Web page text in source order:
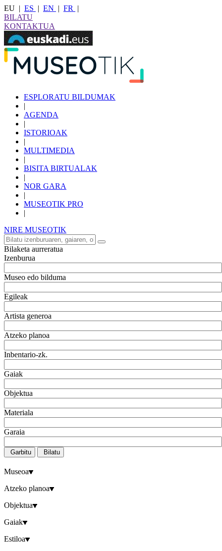
EU | ES | EN | FR
|
BILATU
KONTAKTUA
ESPLORATU BILDUMAK
|
AGENDA
|
ISTORIOAK
|
MULTIMEDIA
|
BISITA BIRTUALAK
|
NOR GARA
|
MUSEOTIK PRO
|
NIRE MUSEOTIK
Bilaketa aurreratua
Izenburua
Museo edo bilduma
Egileak
Artista generoa
Atzeko planoa
Inbentario-zk.
Gaiak
Objektua
Materiala
Garaia
Garbitu Bilatu
Museoa
Atzeko planoa
Objektua
Gaiak
Estiloa